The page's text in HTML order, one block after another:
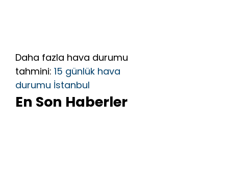
Daha fazla hava durumu
tahmini: 15 günlük hava
durumu İstanbul
En Son Haberler